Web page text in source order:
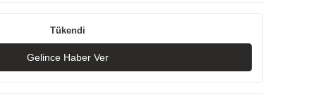
Tükendi
Gelince Haber Ver